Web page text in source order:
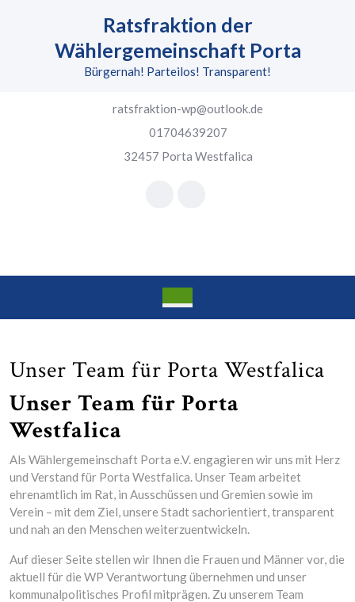
Ratsfraktion der
Wählergemeinschaft Porta
Bürgernah! Parteilos! Transparent!
ratsfraktion-wp@outlook.de
01704639207
32457 Porta Westfalica
Unser Team für Porta Westfalica
Unser Team für Porta
Westfalica
Als Wählergemeinschaft Porta e.V. engagieren wir uns mit Herz
und Verstand für Porta Westfalica. Unser Team arbeitet
ehrenamtlich im Rat, in Ausschüssen und Gremien sowie im
Verein – mit dem Ziel, unsere Stadt sachorientiert, transparent
und nah an den Menschen weiterzuentwickeln.
Auf dieser Seite stellen wir Ihnen die Frauen und Männer vor, die
aktuell für die WP Verantwortung übernehmen und unser
kommunalpolitisches Profil mitprägen. Zu unserem Team